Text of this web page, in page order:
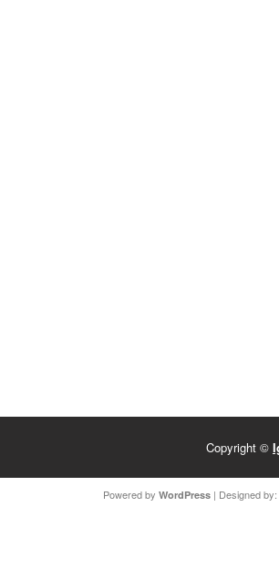
Copyright ©
Powered by WordPress| Designed by: